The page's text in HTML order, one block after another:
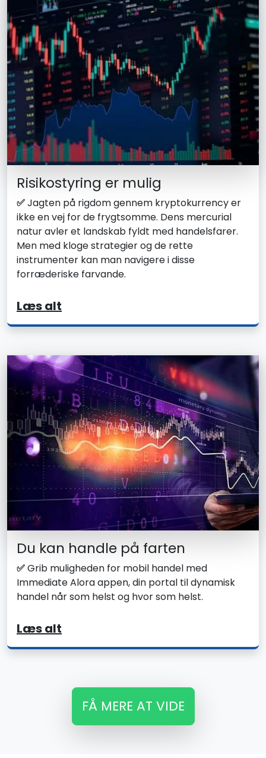
Risikostyring er mulig
✅Jagten på rigdom gennem kryptokurrency er
ikke en vej for de frygtsomme. Dens mercurial
natur avler et landskab fyldt med handelsfarer.
Men med kloge strategier og de rette
instrumenter kan man navigere i disse
forræderiske farvande.
Læs alt
Du kan handle på farten
✅Grib muligheden for mobil handel med
Immediate Alora appen, din portal til dynamisk
handel når som helst og hvor som helst.
Læs alt
FÅ MERE AT VIDE